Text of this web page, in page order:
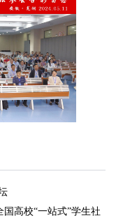
国高校“一站式”学生社